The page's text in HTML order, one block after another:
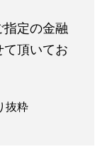
定の金融
頂いてお
抜粋